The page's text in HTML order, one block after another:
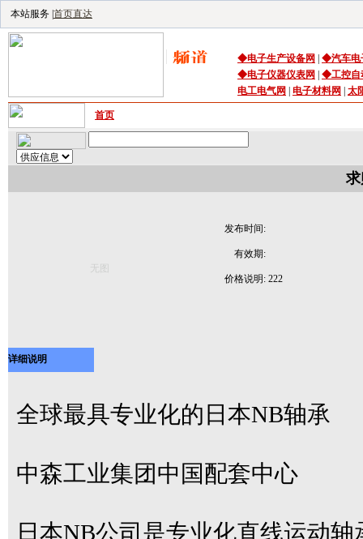
本站服务 | 首页直达
◆电子生产设备网 ◆汽车电
◆电子仪器仪表网 ◆工控自
电工电气网
电子材料网 太
首页
无图
发布时间:
有效期:
价格说明: 222
详细说明
全球最具专业化的日本NB轴承
中森工业集团中国配套中心
日本NB公司是专业化直线运动